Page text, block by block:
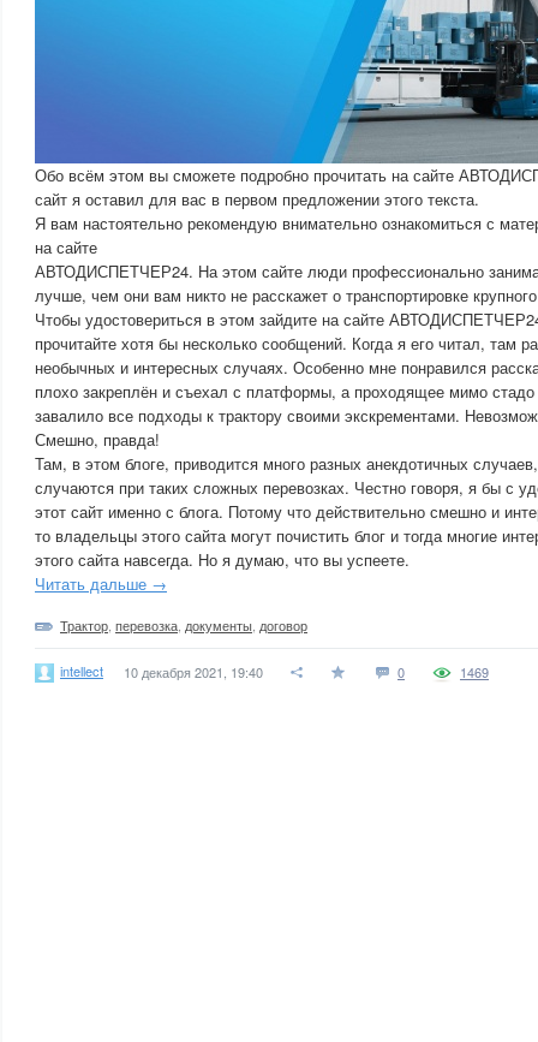
Обо всём этом вы сможете подробно прочитать на сайте
сайт я оставил для вас в первом предложении этого текста.
Я вам настоятельно рекомендую внимательно ознакомиться с
на сайте
АВТОДИСПЕТЧЕР24. На этом сайте люди профессионально
лучше, чем они вам никто не расскажет о транспортировке
Чтобы удостовериться в этом зайдите на сайте
прочитайте хотя бы несколько сообщений. Когда я его читал, там
необычных и интересных случаях. Особенно мне понравился
плохо закреплён и съехал с платформы, а проходящее мимо стадо
завалило все подходы к трактору своими экскрементами.
Смешно, правда!
Там, в этом блоге, приводится много разных анекдотичных
случаются при таких сложных перевозках. Честно говоря, я бы с
этот сайт именно с блога. Потому что действительно смешно и
то владельцы этого сайта могут почистить блог и тогда многие
этого сайта навсегда. Но я думаю, что вы успеете.
Читать дальше →
Трактор перевозка документы договор
intellect 10 декабря 2021, 19:40 0 1469